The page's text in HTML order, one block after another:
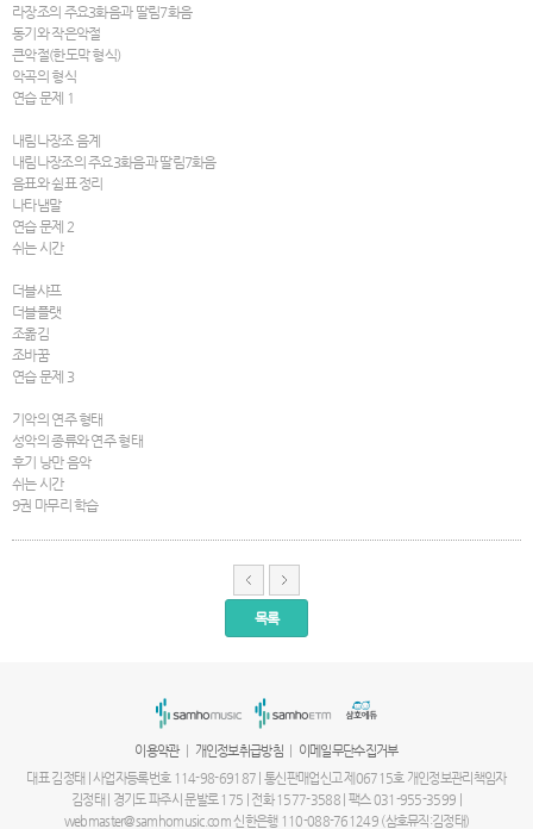
라장조의 주요3화음과 딸림7화음
동기와 작은악절
큰악절(한도막 형식)
악곡의 형식
연습 문제 1
내림나장조 음계
내림나장조의 주요3화음과 딸림7화음
음표와 쉼표 정리
나타냄말
연습 문제 2
쉬는 시간
더블샤프
더블플랫
조옮김
조바꿈
연습 문제 3
기악의 연주 형태
성악의 종류와 연주 형태
후기 낭만 음악
쉬는 시간
9권 마무리 학습
목록
이용약관 개인정보취급방침
이메일무단수집거부
대표 김정태 | 사업자등록번호 114-98-69187 | 통신판매업신고 제06715호 개인정보관리책임자
김정태 | 경기도 파주시 문발로 175 | 전화 1577-3588 | 팩스 031-955-3599 |
webmaster@samhomusic.com 신한은행 110-088-761249 (삼호뮤직:김정태)